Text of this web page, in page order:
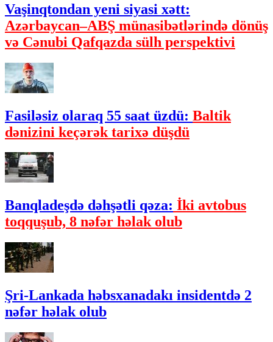
Vaşinqtondan yeni siyasi xətt:
Azərbaycan–ABŞ münasibətlərində dönüş
və Cənubi Qafqazda sülh perspektivi
Fasiləsiz olaraq 55 saat üzdü: Baltik
dənizini keçərək tarixə düşdü
Banqladeşdə dəhşətli qəza: İki avtobus
toqquşub, 8 nəfər həlak olub
Şri-Lankada həbsxanadakı insidentdə 2
nəfər həlak olub